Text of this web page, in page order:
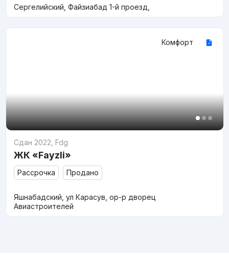
Сергелийский, Файзиабад 1-й проезд,
Комфорт
Сдан 2022 Fdg
ЖК «Fayzli»
Рассрочка Продано
Яшнабадский, ул Карасув, ор-р дворец
Авиастроителей